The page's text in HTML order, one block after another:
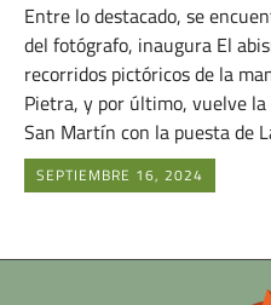
Entre lo destacado, se
del fotógrafo, inaugura El
recorridos pictóricos de la
Pietra, y por último, vuelve
San Martín con la puesta de
SEPTIEMBRE 16, 2024